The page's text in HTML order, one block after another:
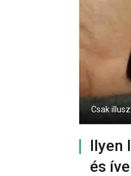
Csak
Ilyen
és